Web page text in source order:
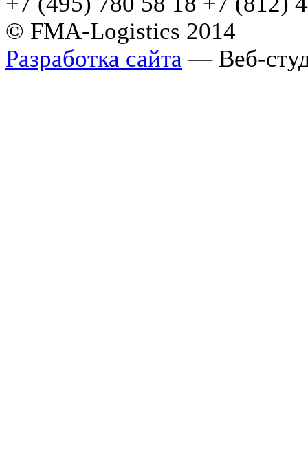
© FMA-Logistics 2014
Разработка сайта — Веб-